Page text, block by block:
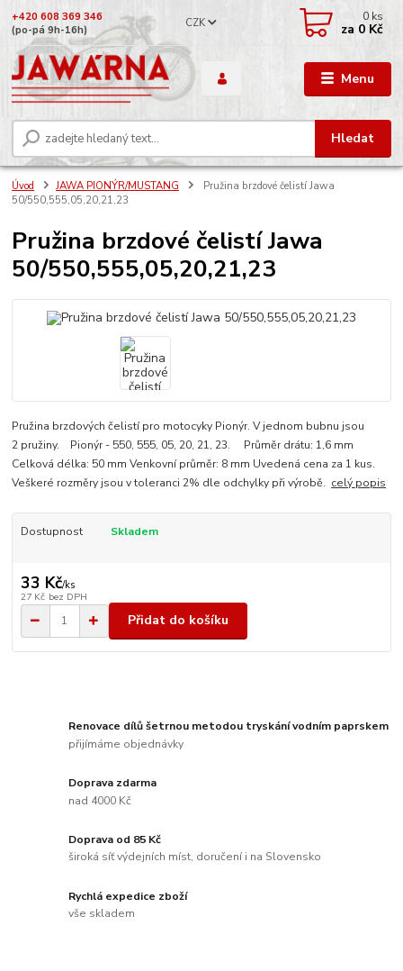
Menu
CZK
Hledat
+420 608 369 346
(po-pá 9h-16h)
0 ks
za 0 Kč
Úvod JAWA PIONÝR/MUSTANG
Pružina brzdové čelistí Jawa
50/550,555,05,20,21,23
Pružina brzdové čelistí Jawa
50/550,555,05,20,21,23
Pružina brzdových čelistí pro motocyky Pionýr. V jednom bubnu jsou
2 pružiny. Pionýr - 550, 555, 05, 20, 21, 23. Průměr drátu: 1,6 mm
Celková délka: 50 mm Venkovní průměr: 8 mm Uvedená cena za 1 kus.
Veškeré rozměry jsou v toleranci 2% dle odchylky při výrobě. celý popis
Dostupnost Skladem
33 Kč/ks
27 Kč bez DPH
Přidat do košíku
Renovace dílů šetrnou metodou tryskání vodním paprskem
přijímáme objednávky
Doprava zdarma
nad 4000 Kč
Doprava od 85 Kč
široká síť výdejních míst, doručení i na Slovensko
Rychlá expedice zboží
vše skladem